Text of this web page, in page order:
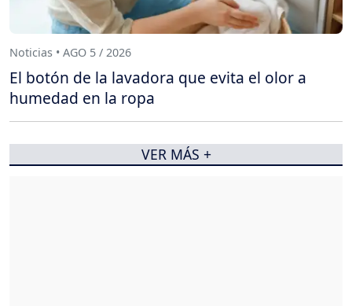
Noticias • AGO 5 / 2026
El botón de la lavadora que evita el olor a
humedad en la ropa
VER MÁS +